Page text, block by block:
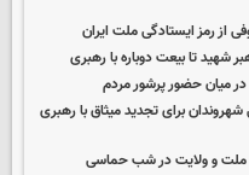
از رمز ایستادگی ملت ایران
شهید تا بیعت دوباره با رهبری
در میان حضور پرشور مردم
برای تجدید میثاق با رهبری
ملت و ولایت در شب حماسی